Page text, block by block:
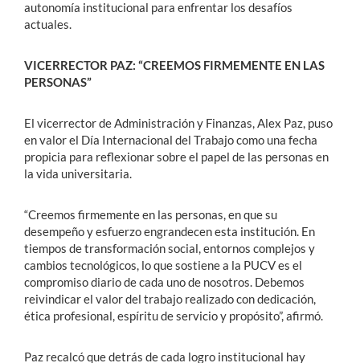
autonomía institucional para enfrentar los desafíos
actuales.
VICERRECTOR PAZ: “CREEMOS FIRMEMENTE EN LAS
PERSONAS”
El vicerrector de Administración y Finanzas, Alex Paz, puso
en valor el Día Internacional del Trabajo como una fecha
propicia para reflexionar sobre el papel de las personas en
la vida universitaria.
“Creemos firmemente en las personas, en que su
desempeño y esfuerzo engrandecen esta institución. En
tiempos de transformación social, entornos complejos y
cambios tecnológicos, lo que sostiene a la PUCV es el
compromiso diario de cada uno de nosotros. Debemos
reivindicar el valor del trabajo realizado con dedicación,
ética profesional, espíritu de servicio y propósito”, afirmó.
Paz recalcó que detrás de cada logro institucional hay